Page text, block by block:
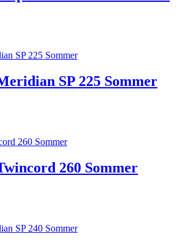
SP 225 Sommer
260 Sommer